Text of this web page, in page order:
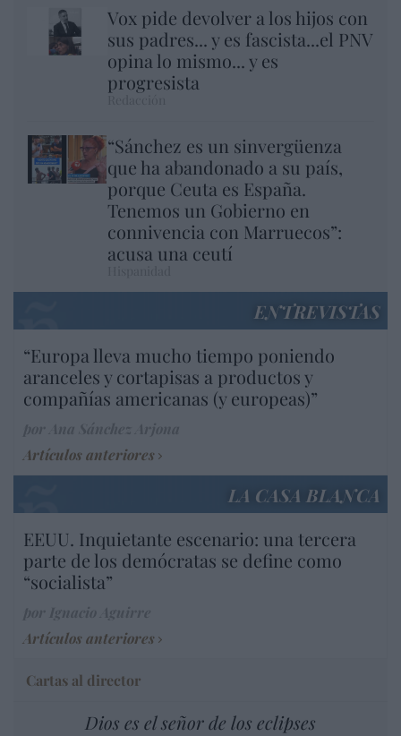
Vox pide devolver a los hijos con
sus padres... y es fascista...el PNV
opina lo mismo... y es
progresista
“Sánchez es un sinvergüenza
que ha abandonado a su país,
porque Ceuta es España.
Tenemos un Gobierno en
connivencia con Marruecos”:
acusa una ceutí
ENTREVISTAS
“Europa lleva mucho tiempo poniendo
aranceles y cortapisas a productos y
compañías americanas (y europeas)”
Artículos anteriores
LA CASA BLANCA
EEUU. Inquietante escenario: una tercera
parte de los demócratas se define como
“socialista”
Artículos anteriores
Cartas al director
Dios es el señor de los eclipses